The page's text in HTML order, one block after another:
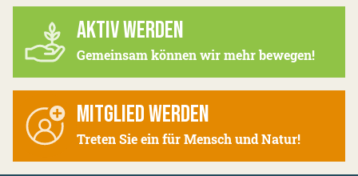
AKTIV WERDEN
Gemeinsam können wir mehr bewegen!
MITGLIED WERDEN
Treten Sie ein für Mensch und Natur!